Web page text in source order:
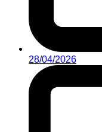
28/04/2026